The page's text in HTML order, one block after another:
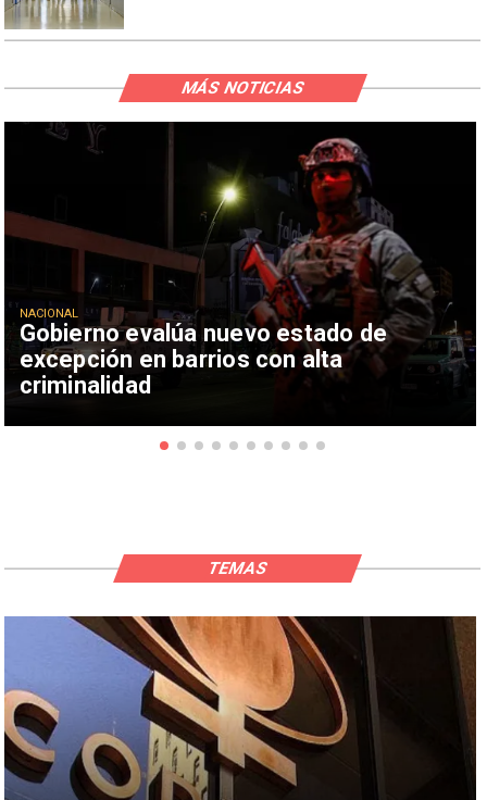
Gobierno evalúa nuevo estado de
excepción en barrios con alta
criminalidad
NACIONAL
MÁS NOTICIAS
TEMAS